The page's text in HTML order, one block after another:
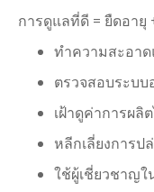
การดูแลที่ดี = ยืดอายุ
ทำความสะอาด
ตรวจสอบระบบ
เฝ้าดูค่าการผ
หลีกเลี่ยงการป
ใช้ผู้เชี่ยวชาญใ